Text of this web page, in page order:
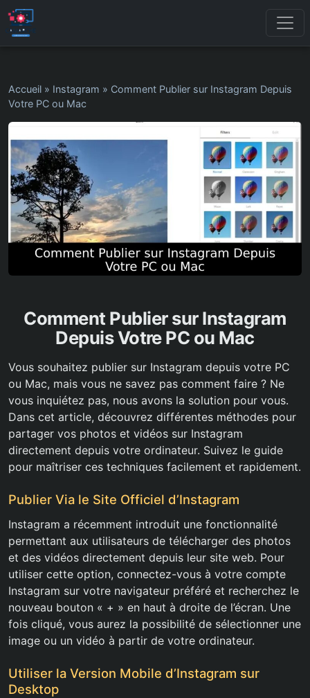
Accueil » Instagram » Comment Publier sur Instagram Depuis
Votre PC ou Mac
Comment Publier sur Instagram
Depuis Votre PC ou Mac
Vous souhaitez publier sur Instagram depuis votre PC
ou Mac, mais vous ne savez pas comment faire ? Ne
vous inquiétez pas, nous avons la solution pour vous.
Dans cet article, découvrez différentes méthodes pour
partager vos photos et vidéos sur Instagram
directement depuis votre ordinateur. Suivez le guide
pour maîtriser ces techniques facilement et rapidement.
Publier Via le Site Officiel d’Instagram
Instagram a récemment introduit une fonctionnalité
permettant aux utilisateurs de télécharger des photos
et des vidéos directement depuis leur site web. Pour
utiliser cette option, connectez-vous à votre compte
Instagram sur votre navigateur préféré et recherchez le
nouveau bouton « + » en haut à droite de l’écran. Une
fois cliqué, vous aurez la possibilité de sélectionner une
image ou un vidéo à partir de votre ordinateur.
Utiliser la Version Mobile d’Instagram sur
Desktop